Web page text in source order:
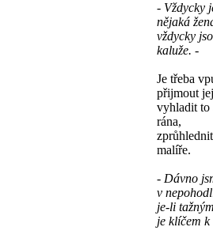
- Vždycky
nějaká
vždycky
kaluže. -
Je třeba
přijmout
vyhladit to
rána,
malíře.
- Dávno
v
je-li
je klíčem